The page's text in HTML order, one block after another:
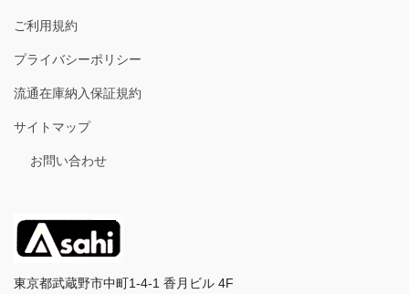
ご利用規約
プライバシーポリシー
流通在庫納入保証規約
サイトマップ
お問い合わせ
東京都武蔵野市中町1-4-1 香月ビル 4F